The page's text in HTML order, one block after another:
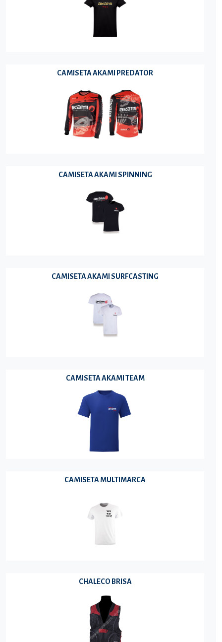
CAMISETA AKAMI PREDATOR
CAMISETA AKAMI SPINNING
CAMISETA AKAMI SURFCASTING
CAMISETA AKAMI TEAM
CAMISETA MULTIMARCA
CHALECO BRISA